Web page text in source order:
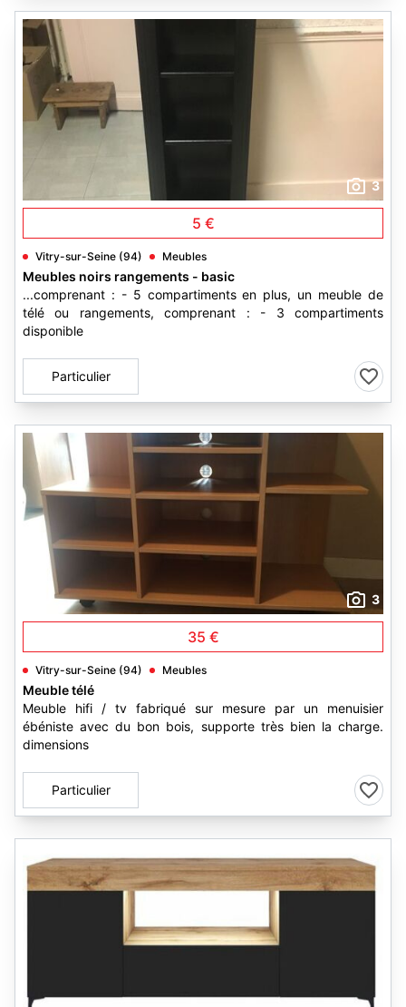
3
5 €
Vitry-sur-Seine (94) Meubles
Meubles noirs rangements - basic
...comprenant : - 5 compartiments en plus, un meuble de
télé ou rangements, comprenant : - 3 compartiments
disponible
Particulier
3
35 €
Vitry-sur-Seine (94) Meubles
Meuble télé
Meuble hifi / tv fabriqué sur mesure par un menuisier
ébéniste avec du bon bois, supporte très bien la charge.
dimensions
Particulier